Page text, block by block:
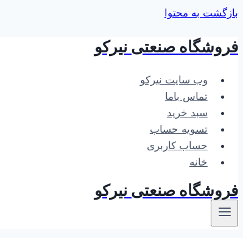
بازگشت به محتوا
فروشگاه صنعتی نیرکو
وب سایت نیرکو
تماس باما
سبد خرید
تسویه حساب
حساب کاربری
خانه
فروشگاه صنعتی نیرکو